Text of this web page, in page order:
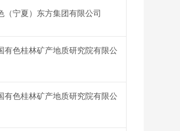
（宁夏）东方集团有限公司
有色桂林矿产地质研究院有限公
有色桂林矿产地质研究院有限公